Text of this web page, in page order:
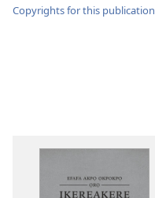
Copyrights for this publication